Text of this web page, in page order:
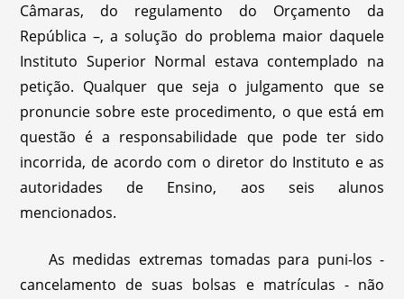
Câmaras, do regulamento do Orçamento da
República –, a solução do problema maior daquele
Instituto Superior Normal estava contemplado na
petição. Qualquer que seja o julgamento que se
pronuncie sobre este procedimento, o que está em
questão é a responsabilidade que pode ter sido
incorrida, de acordo com o diretor do Instituto e as
autoridades de Ensino, aos seis alunos
mencionados.
As medidas extremas tomadas para puni-los -
cancelamento de suas bolsas e matrículas - não